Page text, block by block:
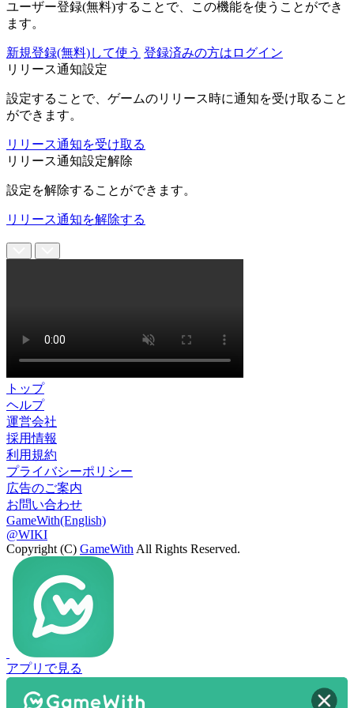
ユーザー登録(無料)することで、この機能を使うことができ
ます。
新規登録(無料)して使う 登録済みの方はログイン
リリース通知設定
設定することで、ゲームのリリース時に通知を受け取ること
ができます。
リリース通知を受け取る
リリース通知設定解除
設定を解除することができます。
リリース通知を解除する
トップ
ヘルプ
運営会社
採用情報
利用規約
プライバシーポリシー
広告のご案内
お問い合わせ
GameWith(English)
@WIKI
Copyright (C) GameWith All Rights Reserved.
アプリで見る